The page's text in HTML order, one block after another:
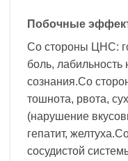
Побочные
Со стороны ЦНС:
боль, лабильность
сознания.Со
тошнота, рвота,
(нарушение
гепатит,
сосудистой